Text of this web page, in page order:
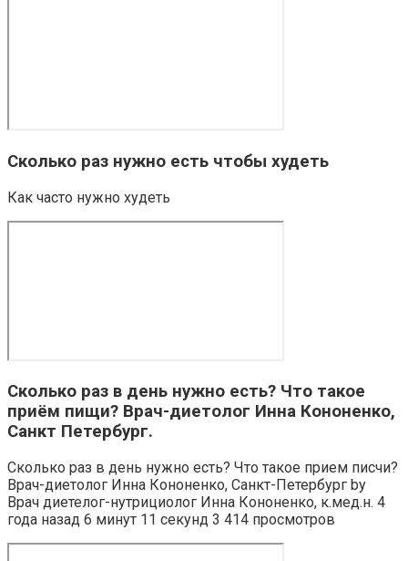
Сколько раз нужно есть чтобы худеть
Как часто нужно худеть
Сколько раз в день нужно есть? Что такое
приём пищи? Врач-диетолог Инна Кононенко,
Санкт Петербург.
Сколько раз в день нужно есть? Что такое прием писчи?
Врач-диетолог Инна Кононенко, Санкт-Петербург by
Врач диетелог-нутрициолог Инна Кононенко, к.мед.н. 4
года назад 6 минут 11 секунд 3 414 просмотров